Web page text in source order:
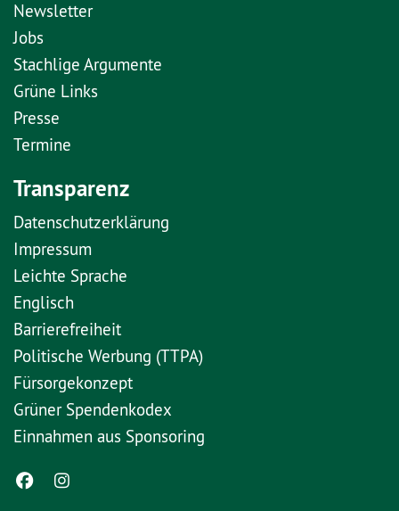
Newsletter
Jobs
Stachlige Argumente
Grüne Links
Presse
Termine
Transparenz
Datenschutzerklärung
Impressum
Leichte Sprache
Englisch
Barrierefreiheit
Politische Werbung (TTPA)
Fürsorgekonzept
Grüner Spendenkodex
Einnahmen aus Sponsoring